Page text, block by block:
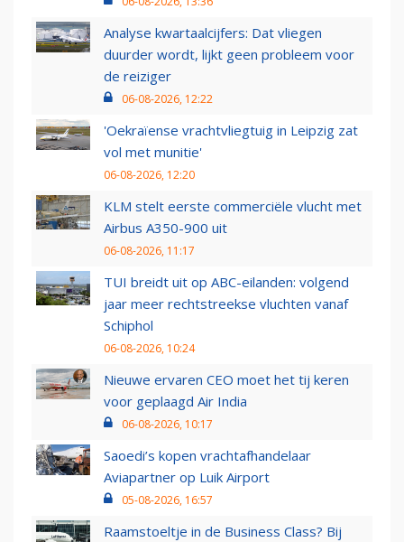
Analyse kwartaalcijfers: Dat vliegen
duurder wordt, lijkt geen probleem voor
de reiziger
06-08-2026, 12:22
'Oekraïense vrachtvliegtuig in Leipzig zat
vol met munitie'
06-08-2026, 12:20
KLM stelt eerste commerciële vlucht met
Airbus A350-900 uit
06-08-2026, 11:17
TUI breidt uit op ABC-eilanden: volgend
jaar meer rechtstreekse vluchten vanaf
Schiphol
06-08-2026, 10:24
Nieuwe ervaren CEO moet het tij keren
voor geplaagd Air India
06-08-2026, 10:17
Saoedi’s kopen vrachtafhandelaar
Aviapartner op Luik Airport
05-08-2026, 16:57
Raamstoeltje in de Business Class? Bij